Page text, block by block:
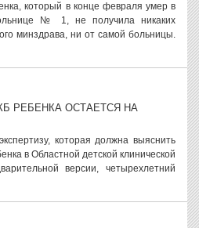
который в конце февраля умер в
№ 1, не получила никаких
минздрава, ни от самой больницы.
РЕБЕНКА ОСТАЕТСЯ НА
которая должна выяснить
в Областной детской клинической
версии, четырехлетний